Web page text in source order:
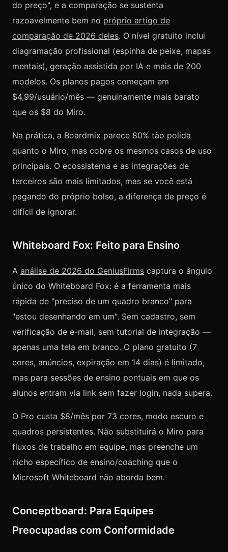
do preço", e a comparação se sustenta
razoavelmente bem no próprio artigo de
comparação de 2026 deles. O nível gratuito inclui
diagramação profissional (espinha de peixe, mapas
mentais), geração assistida por IA e mais de 200
modelos. Os planos pagos começam em
$4,99/usuário/mês — genuinamente mais barato
que os $8 do Miro.
Na prática, a Boardmix parece 80% tão polida
quanto o Miro, mas cobre os mesmos casos de uso
principais. O ecossistema e as integrações de
terceiros são mais limitados, mas se você está
pagando do próprio bolso, a diferença de preço é
difícil de ignorar.
Whiteboard Fox: Feito para Ensino
A análise de 2026 do GeniusFirms captura o ângulo
único do Whiteboard Fox: é a ferramenta mais
rápida de "preciso de um quadro branco" para
"estou desenhando em um". Sem cadastro, sem
verificação de e-mail, sem tutorial de integração —
apenas uma tela em branco. O plano gratuito (7
cores, anúncios, expiração em 14 dias) é limitado,
mas para sessões de ensino pontuais em que os
alunos entram via link sem fazer login, nada supera.
O Pro custa $8/mês por 73 cores, modo escuro e
quadros persistentes. Não substituirá o Miro para
fluxos de trabalho em equipe, mas preenche um
nicho específico de ensino/coaching que o
Microsoft Whiteboard não aborda bem.
Conceptboard: Para Equipes
Preocupadas com Conformidade